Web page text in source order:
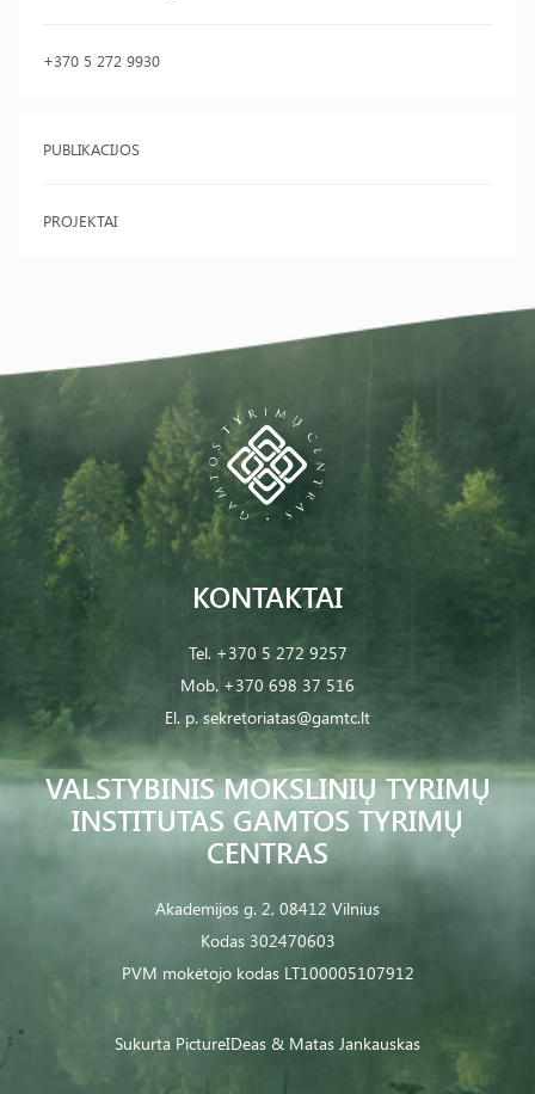
+370 5 272 9930
PUBLIKACIJOS
PROJEKTAI
VALSTYBINIS MOKSLINIŲ TYRIMŲ
INSTITUTAS GAMTOS TYRIMŲ
CENTRAS
Akademijos g. 2, 08412 Vilnius
Kodas 302470603
PVM mokėtojo kodas LT100005107912
KONTAKTAI
Tel. +370 5 272 9257
Mob. +370 698 37 516
El. p. sekretoriatas@gamtc.lt
Sukurta PictureIDeas & Matas Jankauskas